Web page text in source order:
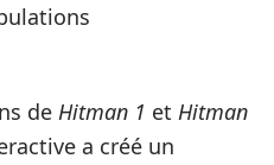
de Hitman 1 et Hitman
a créé un